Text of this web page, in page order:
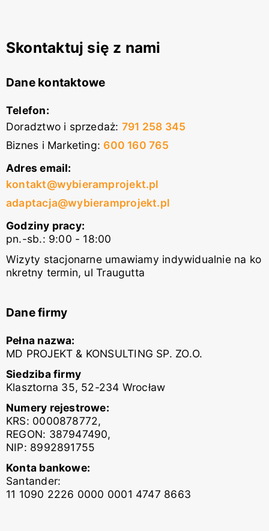
Skontaktuj się z nami
Dane kontaktowe
Telefon:
Doradztwo i sprzedaż: 791 258 345
Biznes i Marketing: 600 160 765
Adres email:
kontakt@wybieramprojekt.pl
adaptacja@wybieramprojekt.pl
Godziny pracy:
pn.-sb.: 9:00 - 18:00
Wizyty stacjonarne umawiamy indywidualnie na ko
nkretny termin, ul Traugutta
Dane firmy
Pełna nazwa:
MD PROJEKT & KONSULTING SP. ZO.O.
Siedziba firmy
Klasztorna 35, 52-234 Wrocław
Numery rejestrowe:
KRS: 0000878772,
REGON: 387947490,
NIP: 8992891755
Konta bankowe:
Santander:
11 1090 2226 0000 0001 4747 8663